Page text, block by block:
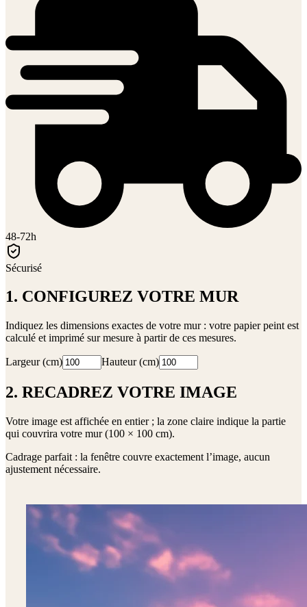
48-72h
Sécurisé
1. CONFIGUREZ VOTRE MUR
Indiquez les dimensions exactes de votre mur : votre papier peint est
calculé et imprimé sur mesure à partir de ces mesures.
Largeur (cm) Hauteur (cm)
2. RECADREZ VOTRE IMAGE
Votre image est affichée en entier ; la zone claire indique la partie
qui couvrira votre mur (100 × 100 cm).
Cadrage parfait : la fenêtre couvre exactement l’image, aucun
ajustement nécessaire.